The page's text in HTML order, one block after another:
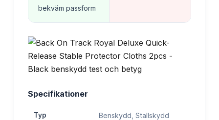
bekväm passform
Specifikationer
Typ Benskydd, Stallskydd